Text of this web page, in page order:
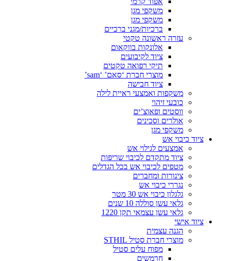
משקפי מגן
משקפי מגן
ברכיות/מגני ברכיים
עזרה ראשונה טקטי
אלונקות בווקאום
ציוד לקיבועים
תיקי רפואה טקטים
מוצרי חברת ‘סאם’ ‘sam’
ציוד חבישה
משקפות ואמצעי ראיית לילה
כובעי זיהוי
ווסטים ופאוצ’ים
אולרים וסכינים
משקפי מגן
ציוד כיבוי אש
אמצעים לגילוי אש
ציוד מתקדם לכיבוי שריפות
מטפים לכיבוי אש בכל הגדלים
צינורות ומחברים
נגררי כיבוי אש
גלגלון כיבוי אש 30 מטר
גלאי עשן סוללה 10 שנים
גלאי עשן עצמאי תקן 1220
ציוד אישי
הגנה עצמית
מוצרי חברת סטיל STHIL
מפוח עלים סטיל
חרמשים